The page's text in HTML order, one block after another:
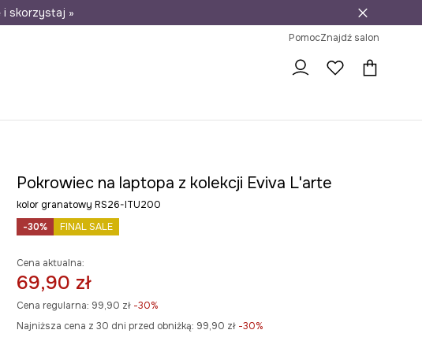
30 dni na zwrot
i skorzystaj »
PomocZnajdź salon
Pokrowiec na laptopa z kolekcji Eviva L'arte
kolor granatowy RS26-ITU200
-30%
FINAL SALE
Cena aktualna:
69,90 zł
Cena regularna: 99,90 zł-30%
Najniższa cena z 30 dni przed obniżką: 99,90 zł -30%